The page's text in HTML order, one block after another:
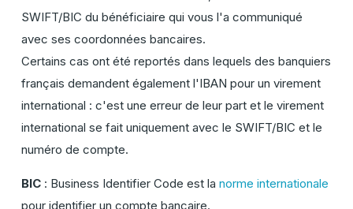
SWIFT/BIC du bénéficiaire qui vous l'a communiqué
avec ses coordonnées bancaires.
Certains cas ont été reportés dans lequels des banquiers
français demandent également l'IBAN pour un virement
international : c'est une erreur de leur part et le virement
international se fait uniquement avec le SWIFT/BIC et le
numéro de compte.
BIC: Business Identifier Code est la norme internationale
pour identifier un compte bancaire.